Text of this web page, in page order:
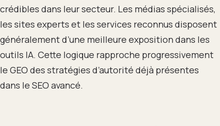
crédibles dans leur secteur. Les médias spécialisés,
les sites experts et les services reconnus disposent
généralement d’une meilleure exposition dans les
outils IA. Cette logique rapproche progressivement
le GEO des stratégies d’autorité déjà présentes
dans le SEO avancé.